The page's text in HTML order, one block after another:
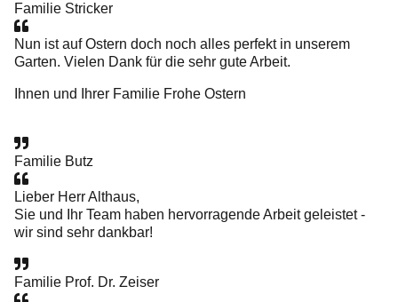
Familie Stricker
Nun ist auf Ostern doch noch alles perfekt in unserem
Garten. Vielen Dank für die sehr gute Arbeit.
Ihnen und Ihrer Familie Frohe Ostern
Familie Butz
Lieber Herr Althaus,
Sie und Ihr Team haben hervorragende Arbeit geleistet -
wir sind sehr dankbar!
Familie Prof. Dr. Zeiser